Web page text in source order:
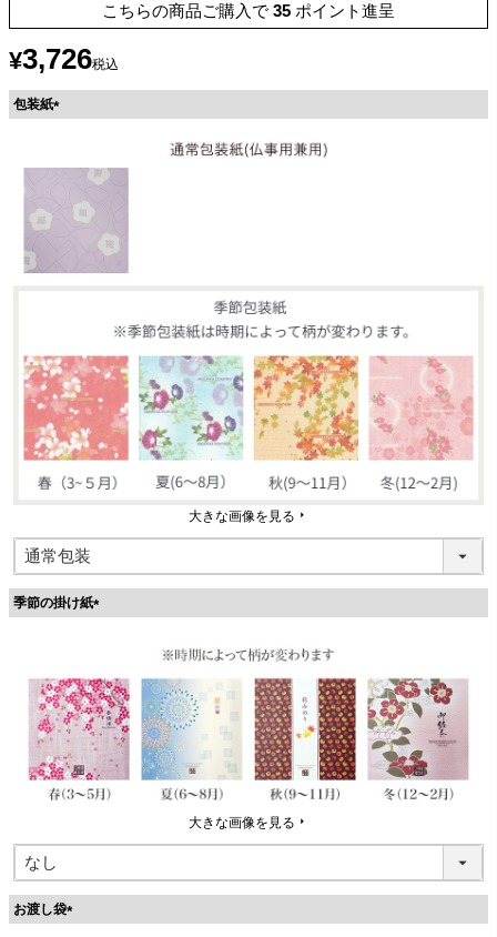
こちらの商品ご購入で 35 ポイント進呈
¥3,726税込
包装紙
須
大きな画像を見る
季節の掛け紙
)
大きな画像を見る
お渡し袋